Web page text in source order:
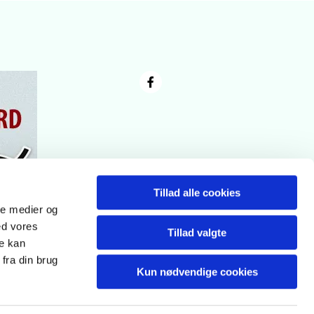
medier og
vores
kan
din brug
Tillad alle cookies
Tillad valgte
Kun nødvendige cookies